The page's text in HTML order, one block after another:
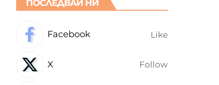
ПОСЛЕДВАЙ НИ
Facebook Like
X Follow